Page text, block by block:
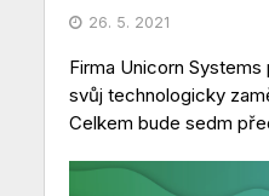
26. 5. 2021
Firma Unicorn Systems
svůj technologicky
Celkem bude sedm